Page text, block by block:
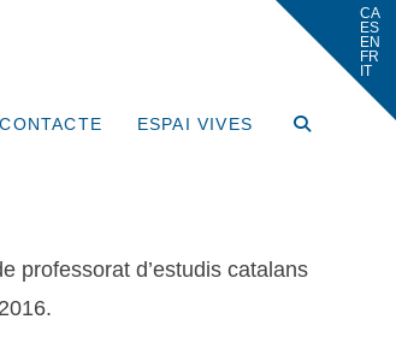
CONTACTE ESPAI VIVES
professorat d’estudis catalans